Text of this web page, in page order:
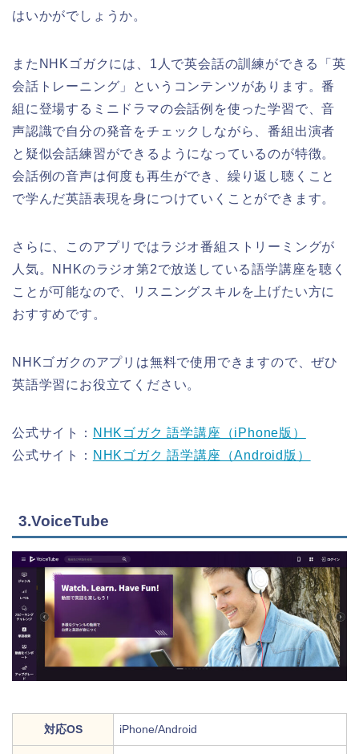
はいかがでしょうか。
またNHKゴガクには、1人で英会話の訓練ができる「英
会話トレーニング」というコンテンツがあります。番
組に登場するミニドラマの会話例を使った学習で、音
声認識で自分の発音をチェックしながら、番組出演者
と疑似会話練習ができるようになっているのが特徴。
会話例の音声は何度も再生ができ、繰り返し聴くこと
で学んだ英語表現を身につけていくことができます。
さらに、このアプリではラジオ番組ストリーミングが
人気。NHKのラジオ第2で放送している語学講座を聴く
ことが可能なので、リスニングスキルを上げたい方に
おすすめです。
NHKゴガクのアプリは無料で使用できますので、ぜひ
英語学習にお役立てください。
公式サイト： NHKゴガク 語学講座（iPhone版）
公式サイト： NHKゴガク 語学講座（Android版）
3.VoiceTube
対応OS iPhone/Android